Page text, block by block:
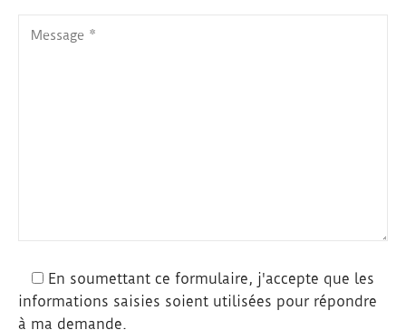
En soumettant ce formulaire, j'accepte que les
informations saisies soient utilisées pour répondre
à ma demande.